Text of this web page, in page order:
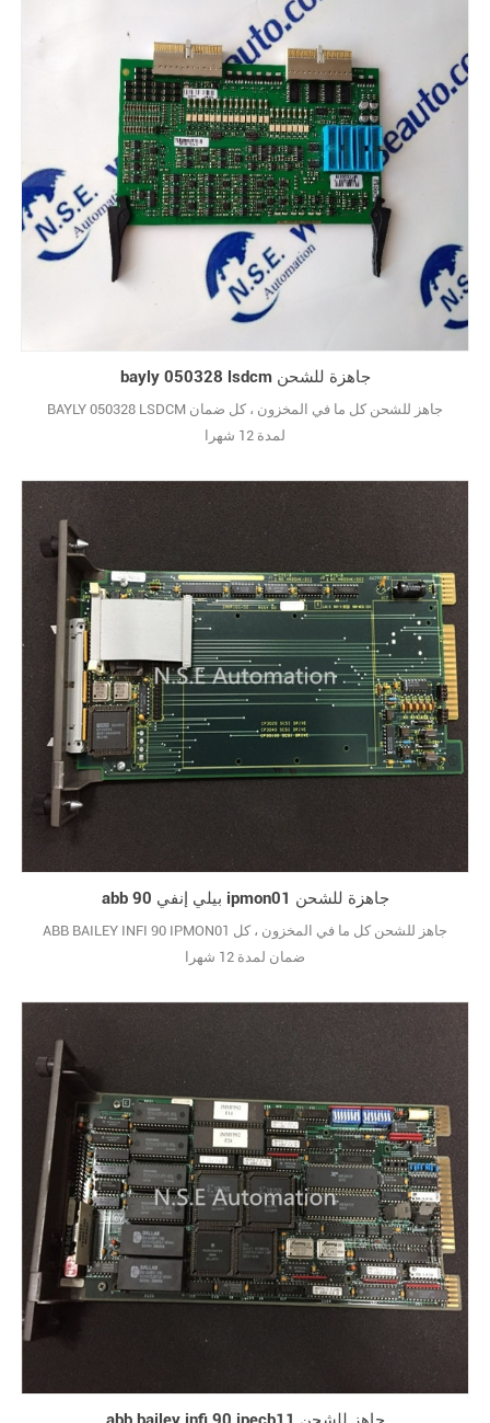
bayly 050328 lsdcm جاهزة للشحن
BAYLY 050328 LSDCM جاهز للشحن كل ما في المخزون ، كل ضمان
لمدة 12 شهرا
abb بيلي إنفي 90 ipmon01 جاهزة للشحن
ABB BAILEY INFI 90 IPMON01 جاهز للشحن كل ما في المخزون ، كل
ضمان لمدة 12 شهرا